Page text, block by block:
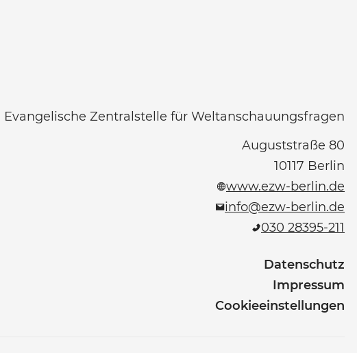
Evangelische Zentralstelle für Weltanschauungsfragen
Auguststraße 80
10117 Berlin
www.ezw-berlin.de
info@ezw-berlin.de
030 28395-211
Datenschutz
Impressum
Cookieeinstellungen